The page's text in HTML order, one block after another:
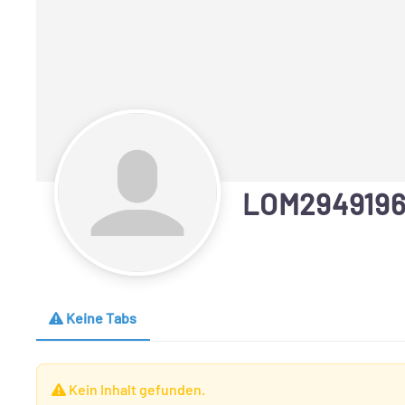
Keine Tabs
Kein Inhalt gefunden.